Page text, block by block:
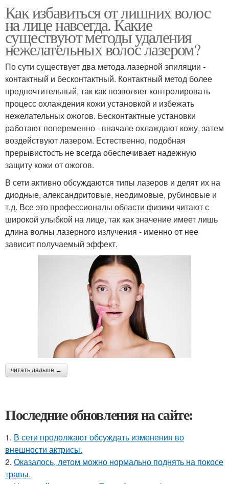
Как избавиться от лишних волос
на лице навсегда. Какие
существуют методы удаления
нежелательных волос лазером?
По сути существует два метода лазерной эпиляции -
контактный и бесконтактный. Контактный метод более
предпочтительный, так как позволяет контролировать
процесс охлаждения кожи установкой и избежать
нежелательных ожогов. Бесконтактные установки
работают попеременно - вначале охлаждают кожу, затем
воздействуют лазером. Естественно, подобная
прерывистость не всегда обеспечивает надежную
защиту кожи от ожогов.
В сети активно обсуждаются типы лазеров и делят их на
диодные, александритовые, неодимовые, рубиновые и
т.д. Все это профессионалы области физики читают с
широкой улыбкой на лице, так как значение имеет лишь
длина волны лазерного излучения - именно от нее
зависит получаемый эффект.
читать дальше →
Последние обновления на сайте:
1. В сети продолжают обсуждать изменения во
внешности актрисы.
2. Оказалось, летом можно нормально поднять на покосе
травы.